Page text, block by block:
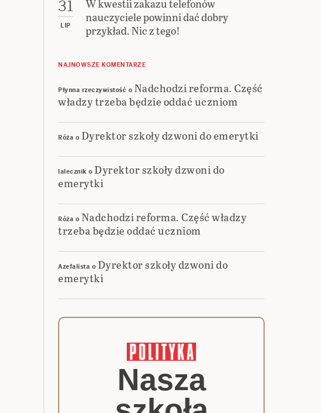
31
LIP
W kwestii zakazu telefonów
nauczyciele powinni dać dobry
przykład. Nic z tego!
NAJNOWSZE KOMENTARZE
Płynna rzeczywistość o Nadchodzi reforma. Część
władzy trzeba będzie oddać uczniom
Róża o Dyrektor szkoły dzwoni do emerytki
lalecznik o Dyrektor szkoły dzwoni do
emerytki
Róża o Nadchodzi reforma. Część władzy
trzeba będzie oddać uczniom
Azefalista o Dyrektor szkoły dzwoni do
emerytki
Nasza